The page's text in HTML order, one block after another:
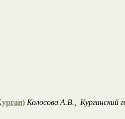
Колосова А.В., Курганский